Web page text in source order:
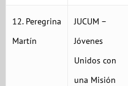
12. Peregrina
Martín
JUCUM –
Jóvenes
Unidos con
una Misión